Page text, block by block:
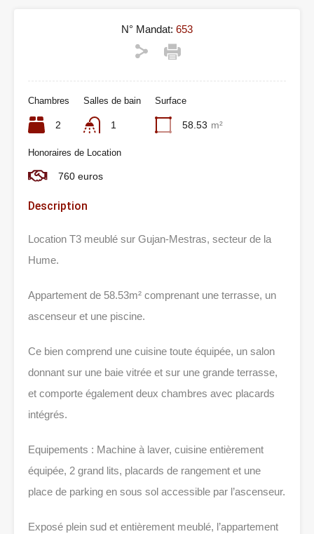
N° Mandat: 653
Chambres
2
Salles de bain
1
Surface
58.53 m²
Honoraires de Location
760 euros
Description
Location T3 meublé sur Gujan-Mestras, secteur de la
Hume.
Appartement de 58.53m² comprenant une terrasse, un
ascenseur et une piscine.
Ce bien comprend une cuisine toute équipée, un salon
donnant sur une baie vitrée et sur une grande terrasse,
et comporte également deux chambres avec placards
intégrés.
Equipements : Machine à laver, cuisine entièrement
équipée, 2 grand lits, placards de rangement et une
place de parking en sous sol accessible par l’ascenseur.
Exposé plein sud et entièrement meublé, l’appartement